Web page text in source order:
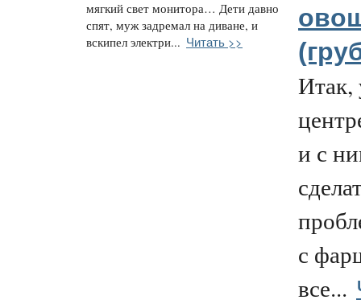
мягкий свет монитора… Дети давно
спят, муж задремал на диване, и
вскипел электри... Читать >>
Итак,
и с
с
все...